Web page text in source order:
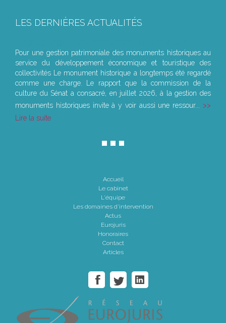
LES DERNIÈRES ACTUALITÉS
Pour une gestion patrimoniale des monuments historiques au
service du développement économique et touristique des
collectivités Le monument historique a longtemps été regardé
comme une charge. Le rapport que la commission de la
culture du Sénat a consacré, en juillet 2026, à la gestion des
monuments historiques invite à y voir aussi une ressour...
Lire la suite
Accueil
Le cabinet
L'équipe
Les domaines d'intervention
Actus
Eurojuris
Honoraires
Contact
Articles